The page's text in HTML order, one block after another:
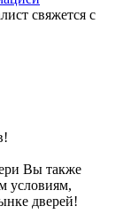
свяжется с
Вы также
условиям,
дверей!